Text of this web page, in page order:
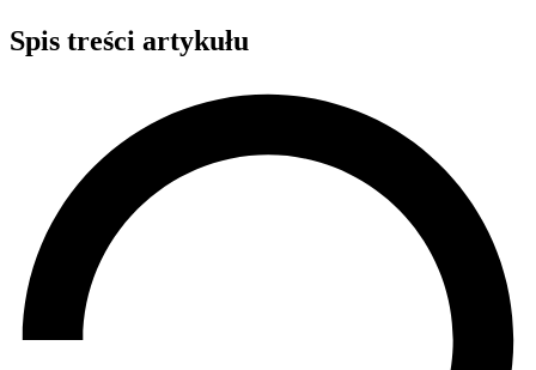
Spis treści artykułu